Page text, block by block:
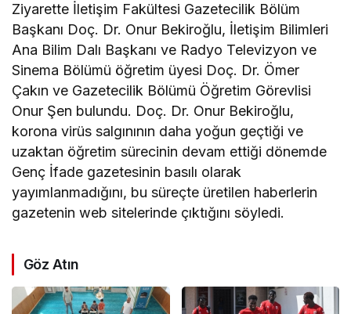
Ziyarette İletişim Fakültesi Gazetecilik Bölüm
Başkanı Doç. Dr. Onur Bekiroğlu, İletişim Bilimleri
Ana Bilim Dalı Başkanı ve Radyo Televizyon ve
Sinema Bölümü öğretim üyesi Doç. Dr. Ömer
Çakın ve Gazetecilik Bölümü Öğretim Görevlisi
Onur Şen bulundu. Doç. Dr. Onur Bekiroğlu,
korona virüs salgınının daha yoğun geçtiği ve
uzaktan öğretim sürecinin devam ettiği dönemde
Genç İfade gazetesinin basılı olarak
yayımlanmadığını, bu süreçte üretilen haberlerin
gazetenin web sitelerinde çıktığını söyledi.
Göz Atın